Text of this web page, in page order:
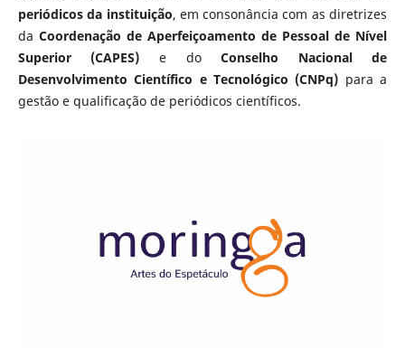
periódicos da instituição, em consonância com as diretrizes
da Coordenação de Aperfeiçoamento de Pessoal de Nível
Superior (CAPES) e doConselho Nacional de
Desenvolvimento Científico e Tecnológico (CNPq) para a
gestão e qualificação de periódicos científicos.